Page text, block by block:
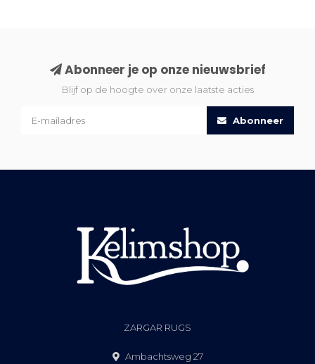
Abonneer je op onze nieuwsbrief
Blijf op de hoogte over onze laatste acties
Abonneer
ZARGAR RUGS
Ambachtsweg 27